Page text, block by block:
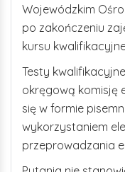
Wojewódzkim
po zakończeniu
kursu
Testy
okręgową komisję
się w formie
wykorzystaniem
przeprowadzania